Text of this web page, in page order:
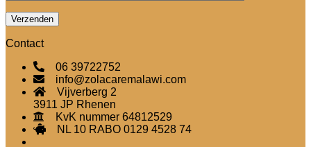
Contact
06 39722752
info@zolacaremalawi.com
Vijverberg 2
3911 JP Rhenen
KvK nummer 64812529
NL 10 RABO 0129 4528 74